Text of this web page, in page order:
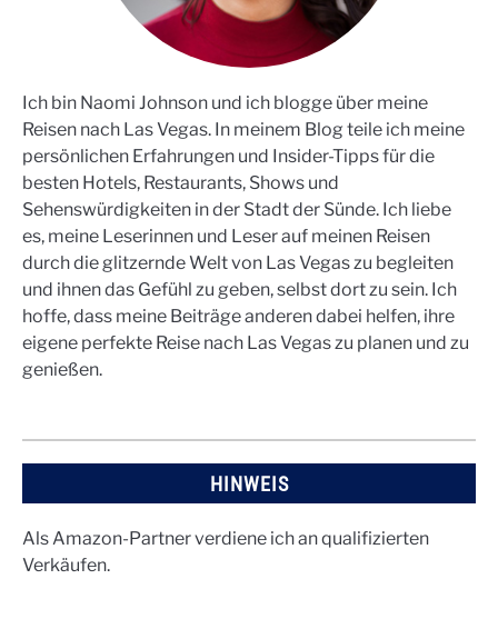
Ich bin Naomi Johnson und ich blogge über meine
Reisen nach Las Vegas. In meinem Blog teile ich meine
persönlichen Erfahrungen und Insider-Tipps für die
besten Hotels, Restaurants, Shows und
Sehenswürdigkeiten in der Stadt der Sünde. Ich liebe
es, meine Leserinnen und Leser auf meinen Reisen
durch die glitzernde Welt von Las Vegas zu begleiten
und ihnen das Gefühl zu geben, selbst dort zu sein. Ich
hoffe, dass meine Beiträge anderen dabei helfen, ihre
eigene perfekte Reise nach Las Vegas zu planen und zu
genießen.
HINWEIS
Als Amazon-Partner verdiene ich an qualifizierten
Verkäufen.